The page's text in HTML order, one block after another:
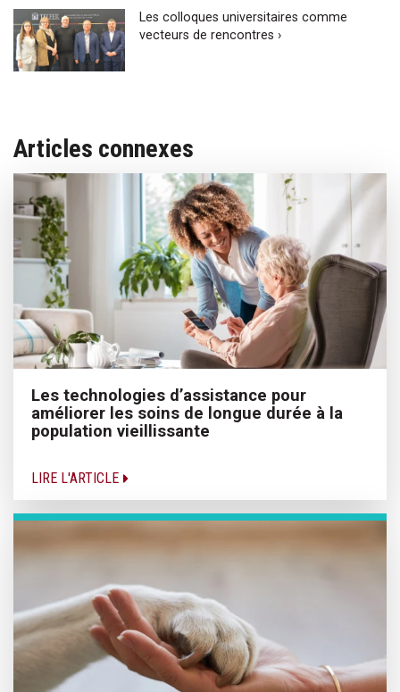
Les colloques universitaires comme
vecteurs de rencontres ›
Articles connexes
Les technologies d’assistance pour
améliorer les soins de longue durée à la
population vieillissante
LIRE L'ARTICLE